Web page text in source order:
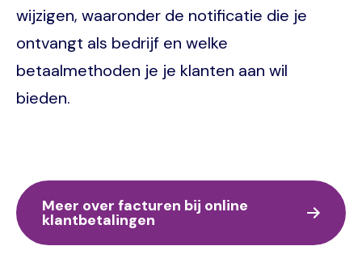
wijzigen, waaronder de notificatie die je
ontvangt als bedrijf en welke
betaalmethoden je je klanten aan wil
bieden.
Meer over facturen bij online
klantbetalingen